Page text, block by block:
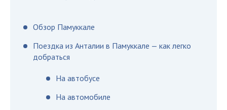
Обзор Памуккале
Поездка из Анталии в Памуккале — как легко
добраться
На автобусе
На автомобиле